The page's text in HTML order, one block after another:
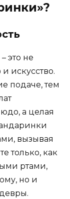
это не
искусство.
подаче, тем
а целая
вызывая
только, как
ртами,
но и